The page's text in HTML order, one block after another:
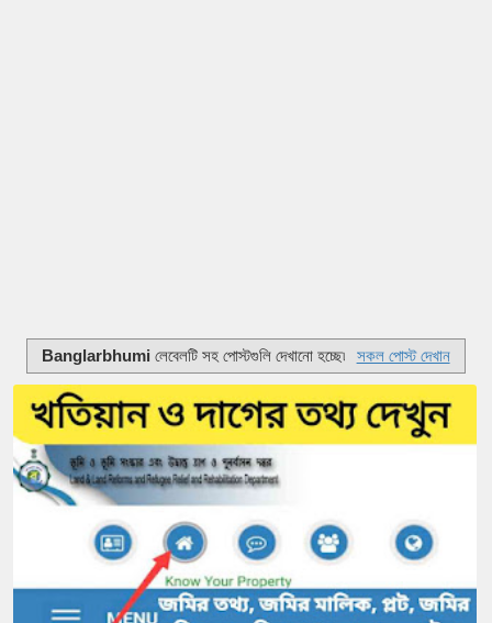
Banglarbhumi লেবেলটি সহ পোস্টগুলি দেখানো হচ্ছে৷ সকল পোস্ট দেখান